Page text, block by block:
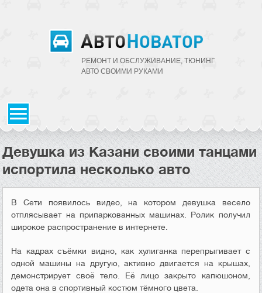
РЕМОНТ И ОБСЛУЖИВАНИЕ, ТЮНИНГ
АВТО CВОИМИ РУКАМИ
Девушка из Казани своими танцами
испортила несколько авто
В Сети появилось видео, на котором девушка весело
отплясывает на припаркованных машинах. Ролик получил
широкое распространение в интернете.
На кадрах съёмки видно, как хулиганка перепрыгивает с
одной машины на другую, активно двигается на крышах,
демонстрирует своё тело. Её лицо закрыто капюшоном,
одета она в спортивный костюм тёмного цвета.